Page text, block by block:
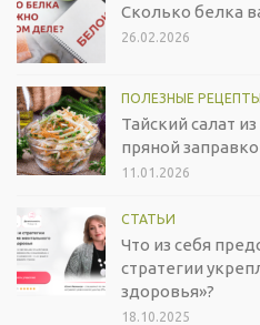
Сколько белка
26.02.2026
ПОЛЕЗНЫЕ РЕЦЕПТЫ
Тайский салат
пряной
11.01.2026
СТАТЬИ
Что из себя
стратегии
здоровья»?
18.10.2025